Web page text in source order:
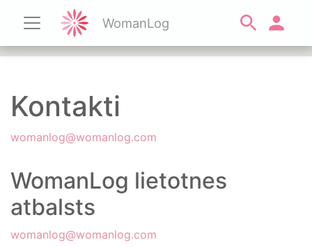
WomanLog
Kontakti
womanlog@womanlog.com
WomanLog lietotnes
atbalsts
womanlog@womanlog.com